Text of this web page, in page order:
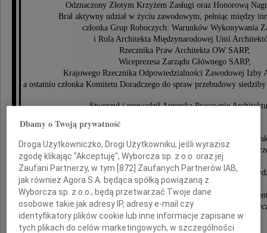
Odznaczony Złotym Krzyżem Zasługi oraz Honorową
Brał aktywny udział w życiu zawodowym, pełniąc między
członka Grup Roboczych: Warunków Wykonywania
i Rola Architekta Międzynarodowej Unii
Rzecznika Praw Architekta OW SARP,
Wiceprezesa Zarządu Głównego SARP,
Krajowego Rzecznika Odpowiedzialności Zawodowej Izby
a ostatnio członka Komitetu Doradczego do spraw przebudowy
Stworzył i prowadził Autorską Pracownię
Pracował na Wydziale Architektury Politechniki
ostatnio jako kierownik Pracowni Architektury
i Przemysłowej.
Pełnił funkcję przewodniczącego Komisji Rady
do spraw Kształcenia.
Nauczyciel akademicki i autorytet, przyjaciel
łączący sukcesy zawodowe z działalnością
promotor wielu prac dyplomowych.
Dbamy o Twoją prywatność
Droga Użytkowniczko, Drogi Użytkowniku, jeśli wyrazisz
zgodę klikając "Akceptuję", Wyborcza sp. z o.o. oraz jej
Zaufani Partnerzy, w tym [872] Zaufanych Partnerów IAB,
jak również Agora S.A. będąca spółką powiązaną z
Wyborcza sp. z o.o., będą przetwarzać Twoje dane
osobowe takie jak adresy IP, adresy e-mail czy
identyfikatory plików cookie lub inne informacje zapisane w
tych plikach do celów marketingowych, w szczególności